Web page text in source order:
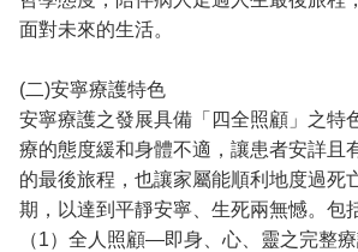
面對未來的生活。
(二)安寧療護特色
安寧療護之發展具備「四全照顧」之特
療的態度緩和身體不適，讓患者安詳且
的最後旅程，也讓家屬能順利地度過死
期，以達到平靜安寧、生死兩無憾。包
（1）全人照顧—即身、心、靈之完整療